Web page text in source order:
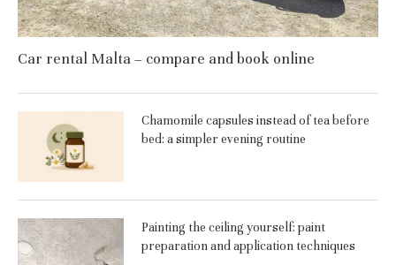
Car rental Malta – compare and book online
Chamomile capsules instead of tea before
bed: a simpler evening routine
Painting the ceiling yourself: paint
preparation and application techniques